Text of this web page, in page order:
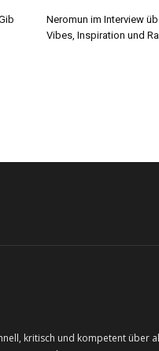
Neromun im Interview
Vibes, Inspiration und
kritisch und kompetent über